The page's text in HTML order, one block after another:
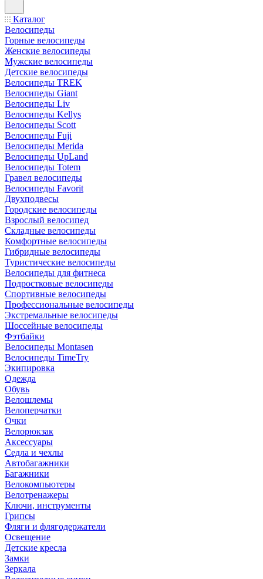
Каталог
Велосипеды
Горные велосипеды
Женские велосипеды
Мужские велосипеды
Детские велосипеды
Велосипеды TREK
Велосипеды Giant
Велосипеды Liv
Велосипеды Kellys
Велосипеды Scott
Велосипеды Fuji
Велосипеды Merida
Велосипеды UpLand
Велосипеды Totem
Гравел велосипеды
Велосипеды Favorit
Двухподвесы
Городские велосипеды
Взрослый велосипед
Складные велосипеды
Комфортные велосипеды
Гибридные велосипеды
Туристические велосипеды
Велосипеды для фитнеса
Подростковые велосипеды
Спортивные велосипеды
Профессиональные велосипеды
Экстремальные велосипеды
Шоссейные велосипеды
Фэтбайки
Велосипеды Montasen
Велосипеды TimeTry
Экипировка
Одежда
Обувь
Велошлемы
Велоперчатки
Очки
Велорюкзак
Аксессуары
Седла и чехлы
Автобагажники
Багажники
Велокомпьютеры
Велотренажеры
Ключи, инструменты
Грипсы
Фляги и флягодержатели
Освещение
Детские кресла
Замки
Зеркала